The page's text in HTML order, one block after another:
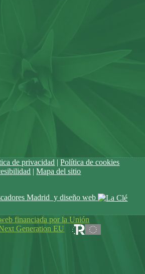
de privacidad |Política de cookies
|Mapa del sitio
Madrid y diseño web
financiada por la Unión
Generation EU